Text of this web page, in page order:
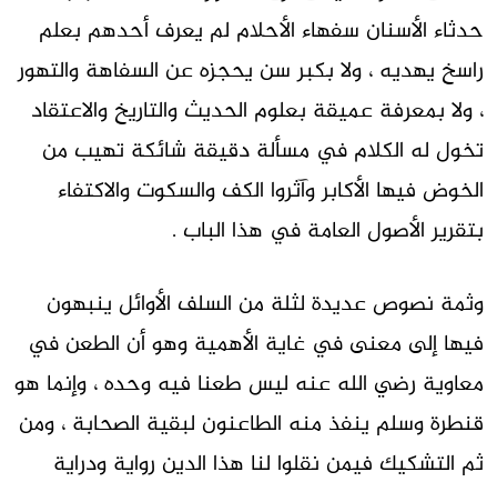
حدثاء الأسنان سفهاء الأحلام لم يعرف أحدهم بعلم
راسخ يهديه ، ولا بكبر سن يحجزه عن السفاهة والتهور
، ولا بمعرفة عميقة بعلوم الحديث والتاريخ والاعتقاد
تخول له الكلام في مسألة دقيقة شائكة تهيب من
الخوض فيها الأكابر وآثروا الكف والسكوت والاكتفاء
بتقرير الأصول العامة في هذا الباب .
وثمة نصوص عديدة لثلة من السلف الأوائل ينبهون
فيها إلى معنى في غاية الأهمية وهو أن الطعن في
معاوية رضي الله عنه ليس طعنا فيه وحده ، وإنما هو
قنطرة وسلم ينفذ منه الطاعنون لبقية الصحابة ، ومن
ثم التشكيك فيمن نقلوا لنا هذا الدين رواية ودراية